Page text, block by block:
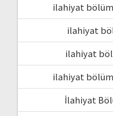
ilahiyat
ilahiyat
ilahiyat
ilahiyat
İlahiyat